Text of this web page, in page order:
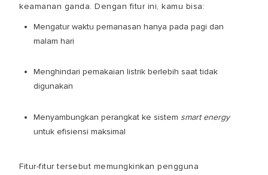
keamanan ganda. Dengan fitur ini, kamu bisa:
Mengatur waktu pemanasan hanya pada pagi dan
malam hari
Menghindari pemakaian listrik berlebih saat tidak
digunakan
Menyambungkan perangkat ke sistem smart energy
untuk efisiensi maksimal
Fitur-fitur tersebut memungkinkan pengguna